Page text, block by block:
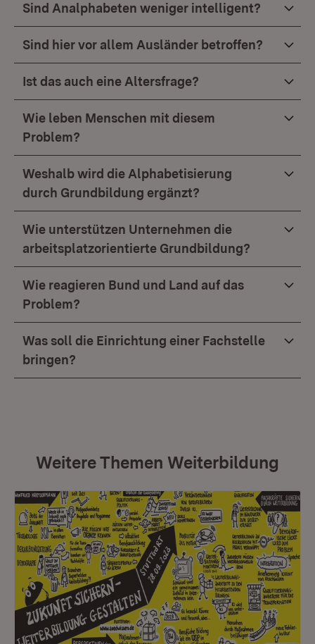
Sind Analphabeten weniger intelligent?
Sind hier vor allem Ausländer betroffen?
Ist das auch eine Altersfrage?
Wie leben Menschen mit diesem
Problem?
Weshalb wird die Alphabetisierung
durch Grundbildung ergänzt?
Wie unterstützen Unternehmen die
arbeitsplatzorientierte Grundbildung?
Wie reagieren Bund und Land auf das
Problem?
Was soll die Einrichtung einer Fachstelle
bringen?
Weitere Themen Weiterbildung